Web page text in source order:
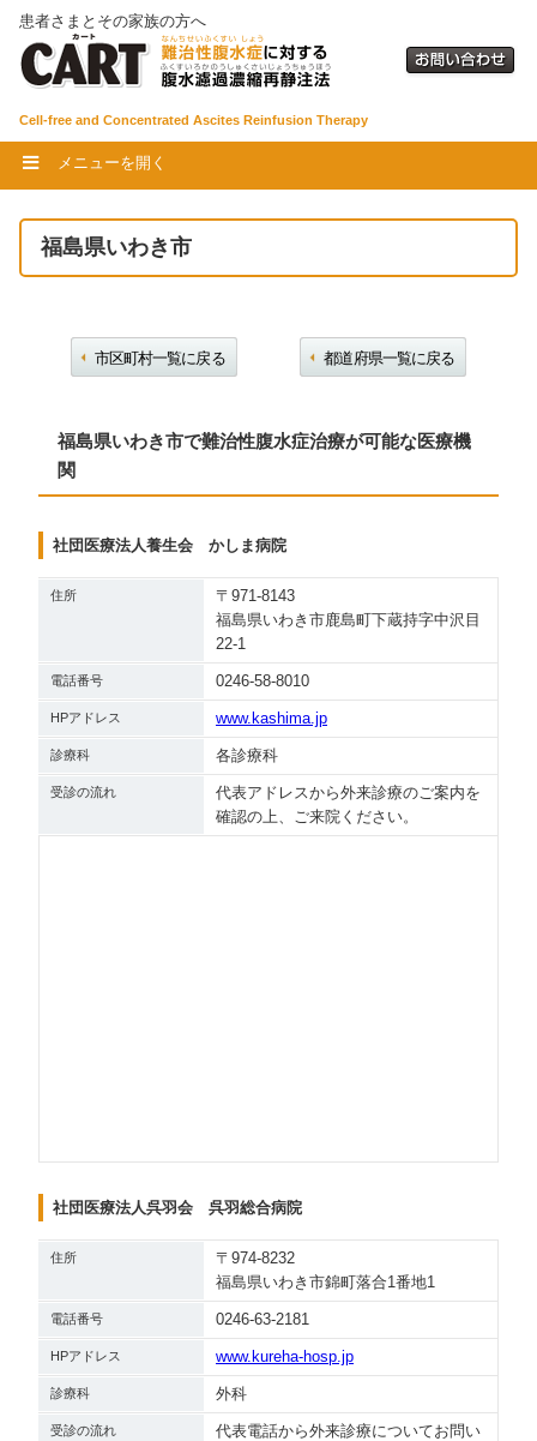
患者さまとその家族の方へ
Cell-free and Concentrated Ascites Reinfusion Therapy
メニューを開く
福島県いわき市
市区町村一覧に戻る 都道府県一覧に戻る
福島県いわき市で難治性腹水症治療が可能な医療機
関
社団医療法人養生会 かしま病院
住所
〒971-8143
福島県いわき市鹿島町下蔵持字中沢目
22-1
電話番号 0246-58-8010
HPアドレス www.kashima.jp
診療科 各診療科
受診の流れ
代表アドレスから外来診療のご案内を
確認の上、ご来院ください。
社団医療法人呉羽会 呉羽総合病院
住所
〒974-8232
福島県いわき市錦町落合1番地1
電話番号 0246-63-2181
HPアドレス www.kureha-hosp.jp
診療科 外科
受診の流れ
代表電話から外来診療についてお問い